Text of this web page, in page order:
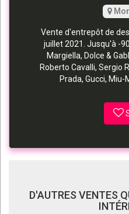
Vente d'entrepôt de
juillet 2021. Jusqu'à -
Margiella, Dolce &
Roberto Cavalli, Sergio
Prada, Gucci, Miu-
D'AUTRES VENTES